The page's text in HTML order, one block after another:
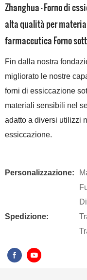
Zhanghua - Forno di
alta qualità per
farmaceutica Forno
Fin dalla nostra
migliorato le nostre
forni di essiccazione
materiali sensibili nel
adatto a diversi utilizzi
essiccazione.
Personalizzazione:
Spedizione: